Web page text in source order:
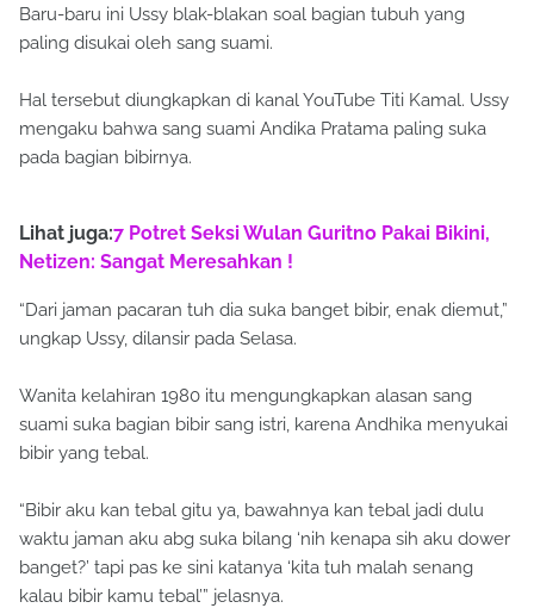
Baru-baru ini Ussy blak-blakan soal bagian tubuh yang
paling disukai oleh sang suami.
Hal tersebut diungkapkan di kanal YouTube Titi Kamal. Ussy
mengaku bahwa sang suami Andika Pratama paling suka
pada bagian bibirnya.
Lihat juga:7 Potret Seksi Wulan Guritno Pakai Bikini,
Netizen: Sangat Meresahkan !
“Dari jaman pacaran tuh dia suka banget bibir, enak diemut,”
ungkap Ussy, dilansir pada Selasa.
Wanita kelahiran 1980 itu mengungkapkan alasan sang
suami suka bagian bibir sang istri, karena Andhika menyukai
bibir yang tebal.
“Bibir aku kan tebal gitu ya, bawahnya kan tebal jadi dulu
waktu jaman aku abg suka bilang ‘nih kenapa sih aku dower
banget?’ tapi pas ke sini katanya ‘kita tuh malah senang
kalau bibir kamu tebal’” jelasnya.